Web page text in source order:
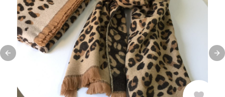
Previous slide